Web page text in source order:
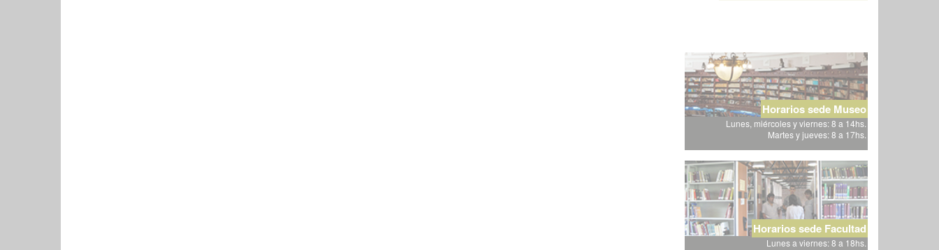
Horarios sede Museo
Lunes, miércoles y viernes: 8 a 14hs.
Martes y jueves: 8 a 17hs.
Horarios sede Facultad
Lunes a viernes: 8 a 18hs.